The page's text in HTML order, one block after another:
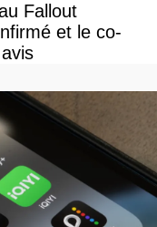
Fallout
et le co-